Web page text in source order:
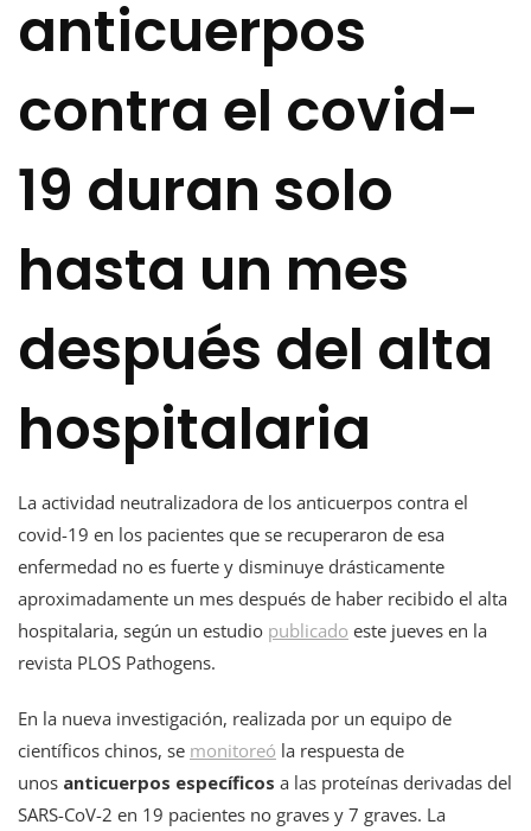
anticuerpos
contra el covid-
19 duran solo
hasta un mes
después del alta
hospitalaria
La actividad neutralizadora de los anticuerpos contra el
covid-19 en los pacientes que se recuperaron de esa
enfermedad no es fuerte y disminuye drásticamente
aproximadamente un mes después de haber recibido el alta
hospitalaria, según un estudio publicado este jueves en la
revista PLOS Pathogens.
En la nueva investigación, realizada por un equipo de
científicos chinos, se monitoreó la respuesta de
unos anticuerpos específicos a las proteínas derivadas del
SARS-CoV-2 en 19 pacientes no graves y 7 graves. La